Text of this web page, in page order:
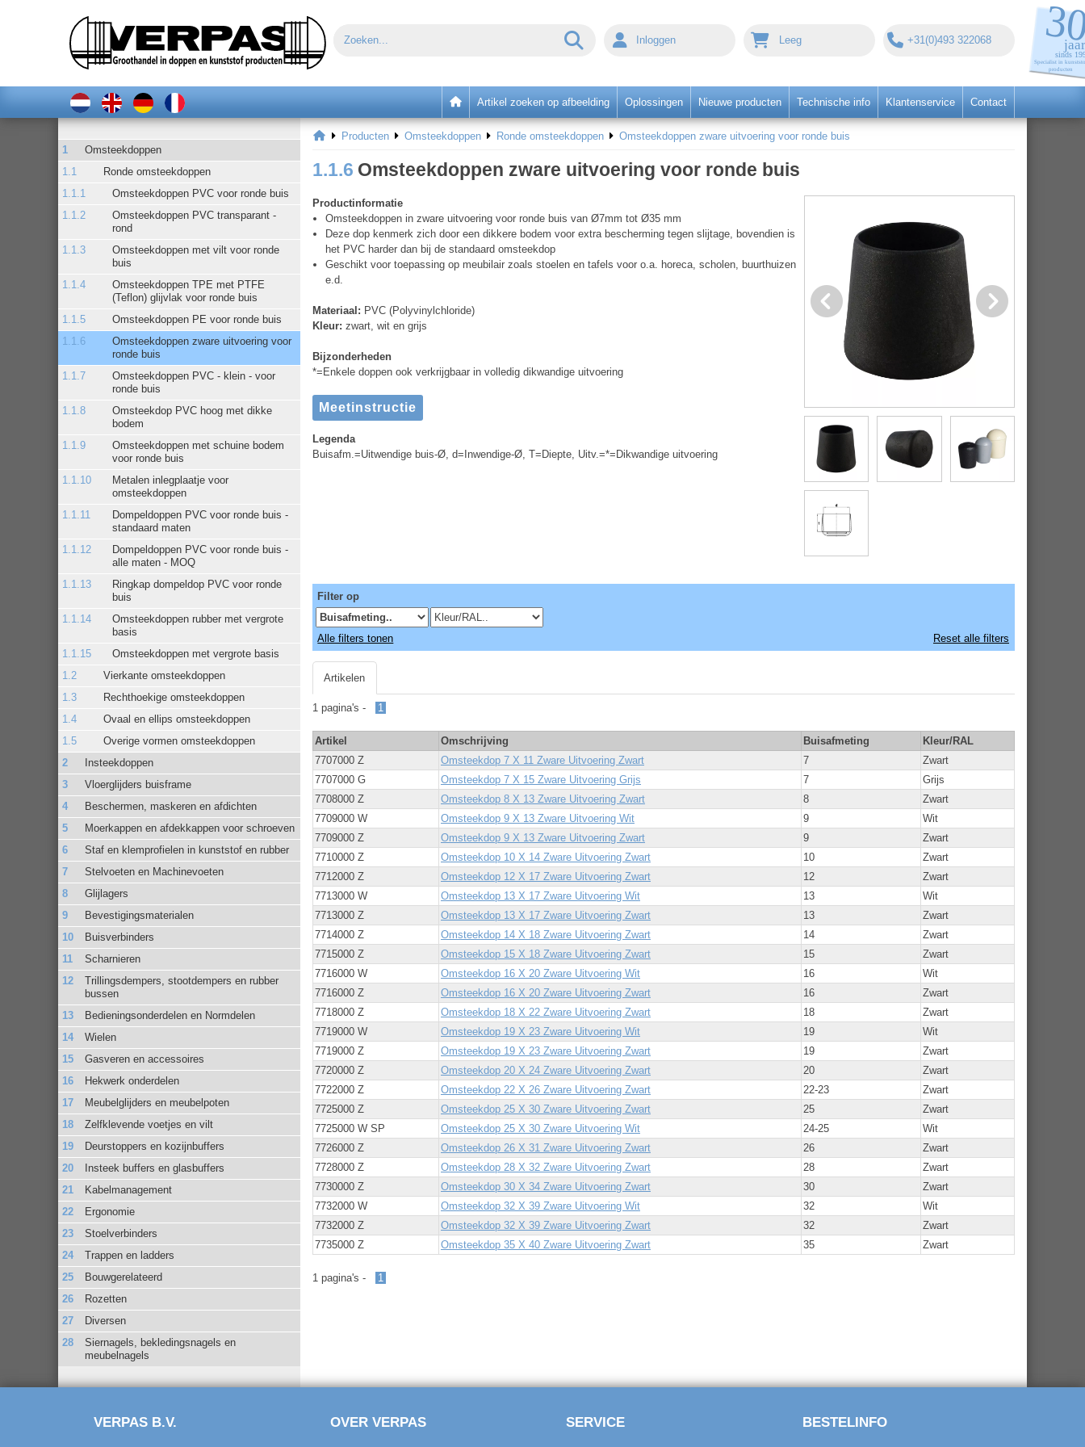
Inloggen Leeg +31(0)493 322068
Artikel zoeken op afbeelding Oplossingen Nieuwe producten Technische info Klantenservice Contact
Omsteekdoppen
Ronde omsteekdoppen
Omsteekdoppen PVC voor ronde buis
Omsteekdoppen PVC transparant -
rond
Omsteekdoppen met vilt voor ronde
buis
Omsteekdoppen TPE met PTFE
(Teflon) glijvlak voor ronde buis
Omsteekdoppen PE voor ronde buis
Omsteekdoppen zware uitvoering voor
ronde buis
Omsteekdoppen PVC - klein - voor
ronde buis
Omsteekdop PVC hoog met dikke
bodem
Omsteekdoppen met schuine bodem
voor ronde buis
Metalen inlegplaatje voor
omsteekdoppen
Dompeldoppen PVC voor ronde buis -
standaard maten
Dompeldoppen PVC voor ronde buis -
alle maten - MOQ
Ringkap dompeldop PVC voor ronde
buis
Omsteekdoppen rubber met vergrote
basis
Omsteekdoppen met vergrote basis
Vierkante omsteekdoppen
Rechthoekige omsteekdoppen
Ovaal en ellips omsteekdoppen
Overige vormen omsteekdoppen
Insteekdoppen
Vloerglijders buisframe
Beschermen, maskeren en afdichten
Moerkappen en afdekkappen voor schroeven
Staf en klemprofielen in kunststof en rubber
Stelvoeten en Machinevoeten
Glijlagers
Bevestigingsmaterialen
Buisverbinders
Scharnieren
Trillingsdempers, stootdempers en rubber
bussen
Bedieningsonderdelen en Normdelen
Wielen
Gasveren en accessoires
Hekwerk onderdelen
Meubelglijders en meubelpoten
Zelfklevende voetjes en vilt
Deurstoppers en kozijnbuffers
Insteek buffers en glasbuffers
Kabelmanagement
Ergonomie
Stoelverbinders
Trappen en ladders
Bouwgerelateerd
Rozetten
Diversen
Siernagels, bekledingsnagels en
meubelnagels
Producten Omsteekdoppen Ronde omsteekdoppen Omsteekdoppen zware uitvoering voor ronde buis
1.1.6 Omsteekdoppen zware uitvoering voor ronde buis
Productinformatie
Omsteekdoppen in zware uitvoering voor ronde buis van Ø7mm tot Ø35 mm
Deze dop kenmerk zich door een dikkere bodem voor extra bescherming tegen slijtage, bovendien is
het PVC harder dan bij de standaard omsteekdop
Geschikt voor toepassing op meubilair zoals stoelen en tafels voor o.a. horeca, scholen, buurthuizen
e.d.
Materiaal: PVC (Polyvinylchloride)
Kleur: zwart, wit en grijs
Bijzonderheden
*=Enkele doppen ook verkrijgbaar in volledig dikwandige uitvoering
Legenda
Buisafm.=Uitwendige buis-Ø, d=Inwendige-Ø, T=Diepte, Uitv.=*=Dikwandige uitvoering
Filter op
Alle filters tonen Reset alle filters
Artikelen
1 pagina's - 1
Artikel Omschrijving Buisafmeting
Kleur/RAL
7707000 Z
Omsteekdop 7 X 11 Zware Uitvoering Zwart 7
Zwart
7707000 G
Omsteekdop 7 X 15 Zware Uitvoering Grijs 7
Grijs
7708000 Z
Omsteekdop 8 X 13 Zware Uitvoering Zwart 8
Zwart
7709000 W
Omsteekdop 9 X 13 Zware Uitvoering Wit 9
Wit
7709000 Z
Omsteekdop 9 X 13 Zware Uitvoering Zwart 9
Zwart
7710000 Z
Omsteekdop 10 X 14 Zware Uitvoering Zwart 10
Zwart
7712000 Z
Omsteekdop 12 X 17 Zware Uitvoering Zwart 12
Zwart
7713000 W
Omsteekdop 13 X 17 Zware Uitvoering Wit 13
Wit
7713000 Z
Omsteekdop 13 X 17 Zware Uitvoering Zwart 13
Zwart
7714000 Z
Omsteekdop 14 X 18 Zware Uitvoering Zwart 14
Zwart
7715000 Z
Omsteekdop 15 X 18 Zware Uitvoering Zwart 15
Zwart
7716000 W
Omsteekdop 16 X 20 Zware Uitvoering Wit 16
Wit
7716000 Z
Omsteekdop 16 X 20 Zware Uitvoering Zwart 16
Zwart
7718000 Z
Omsteekdop 18 X 22 Zware Uitvoering Zwart 18
Zwart
7719000 W
Omsteekdop 19 X 23 Zware Uitvoering Wit 19
Wit
7719000 Z
Omsteekdop 19 X 23 Zware Uitvoering Zwart 19
Zwart
7720000 Z
Omsteekdop 20 X 24 Zware Uitvoering Zwart 20
Zwart
7722000 Z
Omsteekdop 22 X 26 Zware Uitvoering Zwart 22-23
Zwart
7725000 Z
Omsteekdop 25 X 30 Zware Uitvoering Zwart 25
Zwart
7725000 W SP
Omsteekdop 25 X 30 Zware Uitvoering Wit 24-25
Wit
7726000 Z
Omsteekdop 26 X 31 Zware Uitvoering Zwart 26
Zwart
7728000 Z
Omsteekdop 28 X 32 Zware Uitvoering Zwart 28
Zwart
7730000 Z
Omsteekdop 30 X 34 Zware Uitvoering Zwart 30
Zwart
7732000 W
Omsteekdop 32 X 39 Zware Uitvoering Wit 32
Wit
7732000 Z
Omsteekdop 32 X 39 Zware Uitvoering Zwart 32
Zwart
7735000 Z
Omsteekdop 35 X 40 Zware Uitvoering Zwart 35 Zwart
1 pagina's - 1
VERPAS B.V. OVER VERPAS SERVICE BESTELINFO